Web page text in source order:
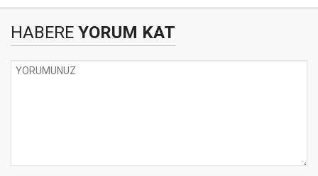
HABERE YORUM KAT